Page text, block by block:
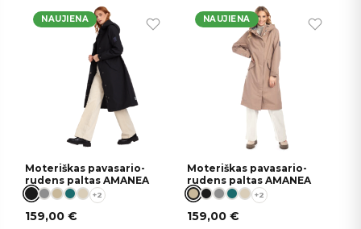
NAUJIENA
Moteriškas pavasario-
rudens paltas AMANEA
+2
159,00€
NAUJIENA
Moteriškas pavasario-
rudens paltas AMANEA
+2
159,00 €